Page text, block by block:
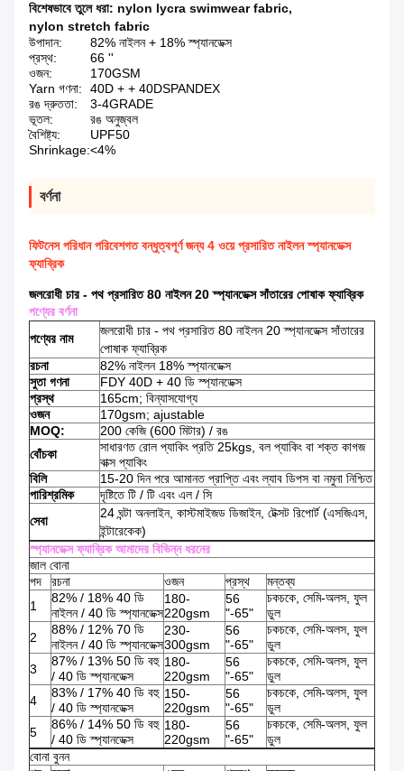
বিশেষভাবে তুলে ধরা: nylon lycra swimwear fabric,
nylon stretch fabric
উপাদান:
82% নাইলন + 18% স্প্যানডেক্স
প্রস্থ:
66 ''
ওজন:
170GSM
Yarn গণনা:
40D + + 40DSPANDEX
রঙ দ্রুততা:
3-4GRADE
ভূতল:
রঙ অনুজ্বল
বৈশিষ্ট্য:
UPF50
Shrinkage:<4%
বর্ণনা
ফিটনেস পরিধান পরিবেশগত বন্ধুত্বপূর্ণ জন্য 4 ওয়ে প্রসারিত নাইলন স্প্যানডেক্স
ফ্যাব্রিক
জলরোধী চার - পথ প্রসারিত 80 নাইলন 20 স্প্যানডেক্স সাঁতারের পোষাক ফ্যাব্রিক
পণ্যের বর্ণনা
পণ্যের নাম
জলরোধী চার - পথ প্রসারিত 80 নাইলন 20 স্প্যানডেক্স সাঁতারের
পোষাক ফ্যাব্রিক
রচনা
82% নাইলন 18% স্প্যানডেক্স
সুতা গণনা
FDY 40D + 40 ডি স্প্যানডেক্স
প্রস্থ
165cm; বিন্যাসযোগ্য
ওজন
170gsm; ajustable
MOQ:
200 কেজি (600 মিটার) / রঙ
বোঁচকা
সাধারণত রোল প্যাকিং প্রতি 25kgs, বল প্যাকিং বা শক্ত কাগজ
বাক্স প্যাকিং
বিলি
15-20 দিন পরে আমানত প্রাপ্তি এবং ল্যাব ডিপস বা নমুনা নিশ্চিত
পারিশ্রমিক
দৃষ্টিতে টি / টি এবং এল / সি
সেবা
24 ঘন্টা অনলাইন, কাস্টমাইজড ডিজাইন, টেক্সট রিপোর্ট (এসজিএস,
ইন্টারেকেক)
স্প্যানডেক্স ফ্যাব্রিক আমাদের বিভিন্ন ধরনের
জাল বোনা
পদ
রচনা ওজন প্রস্থ
মন্তব্য
1
82% / 18% 40 ডি
নাইলন / 40 ডি স্প্যানডেক্স
180-
220gsm
56
"-65"
চকচকে, সেমি-অলস, ফুল
ডুল
2
88% / 12% 70 ডি
নাইলন / 40 ডি স্প্যানডেক্স
230-
300gsm
56
"-65"
চকচকে, সেমি-অলস, ফুল
ডুল
3
87% / 13% 50 ডি বহু
/ 40 ডি স্প্যানডেক্স
180-
220gsm
56
"-65"
চকচকে, সেমি-অলস, ফুল
ডুল
4
83% / 17% 40 ডি বহু
/ 40 ডি স্প্যানডেক্স
150-
220gsm
56
"-65"
চকচকে, সেমি-অলস, ফুল
ডুল
5
86% / 14% 50 ডি বহু
/ 40 ডি স্প্যানডেক্স
180-
220gsm
56
"-65"
চকচকে, সেমি-অলস, ফুল
ডুল
বোনা বুনন